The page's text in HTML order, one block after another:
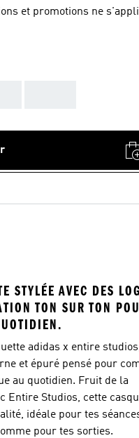
et promotions ne
STYLÉE AVEC DES
TON SUR TON
adidas x entire
et épuré pensé pour
au quotidien. Fruit de la
Entire Studios, cette
idéale pour tes
pour tes sorties.